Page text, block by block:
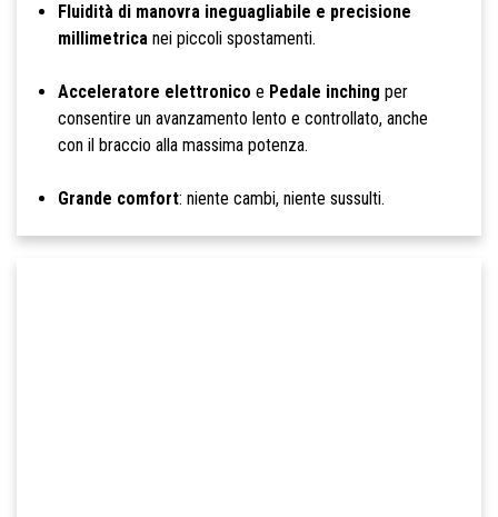
Fluidità di manovra ineguagliabile e precisione
millimetricanei piccoli spostamenti.
Acceleratore elettronico e Pedale inching per
consentire un avanzamento lento e controllato, anche
con il braccio alla massima potenza.
Grande comfort: niente cambi, niente sussulti.